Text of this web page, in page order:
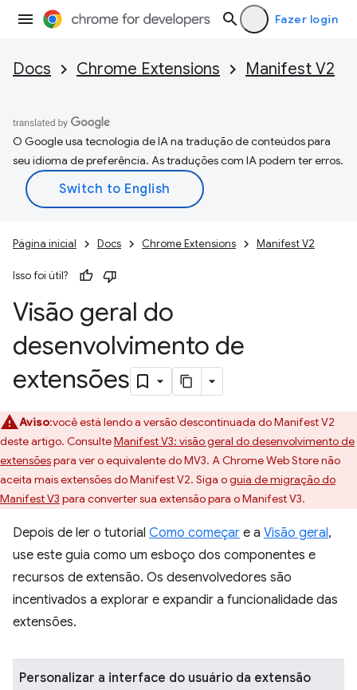
Fazer login
Docs Chrome Extensions Manifest V2
O Google usa tecnologia de IA na tradução de conteúdos para
seu idioma de preferência. As traduções com IA podem ter erros.
Página inicial Docs Chrome Extensions Manifest V2
Isso foi útil?
Visão geral do
desenvolvimento de
extensões
Aviso:você está lendo a versão descontinuada do Manifest V2
deste artigo. ConsulteManifest V3: visão geral do desenvolvimento de
extensõespara ver o equivalente do MV3. A Chrome Web Store não
aceita mais extensões do Manifest V2. Siga oguia de migração do
Manifest V3 para converter sua extensão para o Manifest V3.
Depois de ler o tutorial Como começar e a Visão geral,
use este guia como um esboço dos componentes e
recursos de extensão. Os desenvolvedores são
incentivados a explorar e expandir a funcionalidade das
extensões.
Personalizar a interface do usuário da extensão